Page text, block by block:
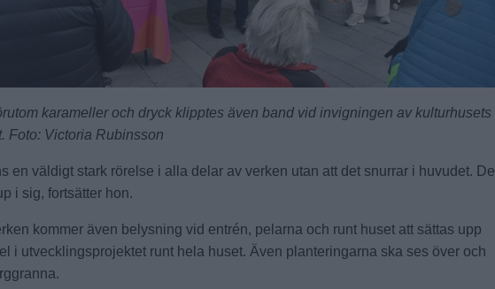
karameller och dryck klipptes även band vid invigningen av kulturhusets
Foto: Victoria Rubinsson
en väldigt stark rörelse i alla delar av verken utan att det snurrar i huvudet. De
i sig, fortsätter hon.
kommer även belysning vid entrén, pelarna och runt huset att sättas upp
i utvecklingsprojektet runt hela huset. Även planteringarna ska ses över och